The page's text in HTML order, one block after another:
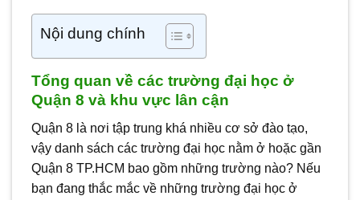
Nội dung chính
Tổng quan về các trường đại học ở
Quận 8 và khu vực lân cận
Quận 8 là nơi tập trung khá nhiều cơ sở đào tạo,
vậy danh sách các trường đại học nằm ở hoặc gần
Quận 8 TP.HCM bao gồm những trường nào? Nếu
bạn đang thắc mắc về những trường đại học ở